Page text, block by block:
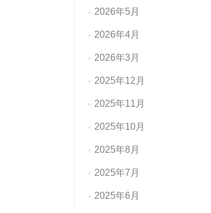
2026年5月
2026年4月
2026年3月
2025年12月
2025年11月
2025年10月
2025年8月
2025年7月
2025年6月